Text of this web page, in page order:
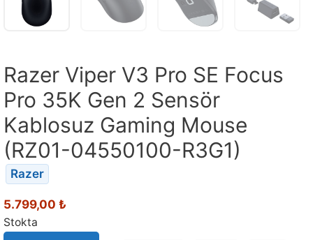
Razer Viper V3 Pro SE Focus
Pro 35K Gen 2 Sensör
Kablosuz Gaming Mouse
(RZ01-04550100-R3G1)
Razer
5.799,00 ₺
Stokta